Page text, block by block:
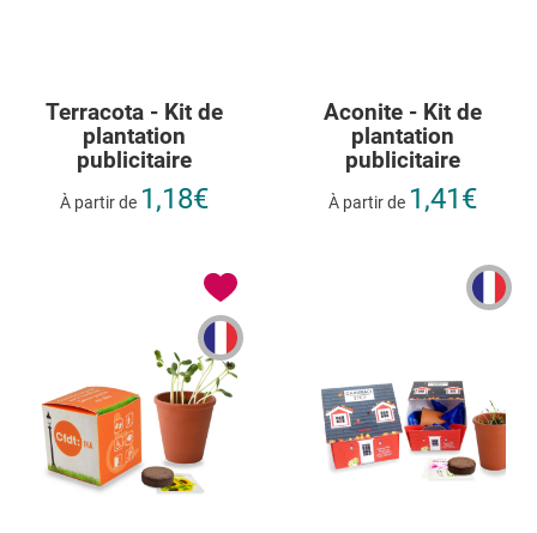
Terracota - Kit de
plantation
publicitaire
À partir de 1,18€
Aconite - Kit de
plantation
publicitaire
À partir de 1,41€